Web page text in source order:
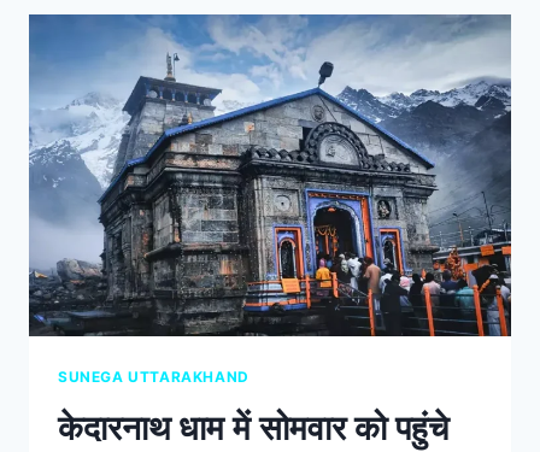
SUNEGA UTTARAKHAND
केदारनाथ धाम में सोमवार को पहुंचे